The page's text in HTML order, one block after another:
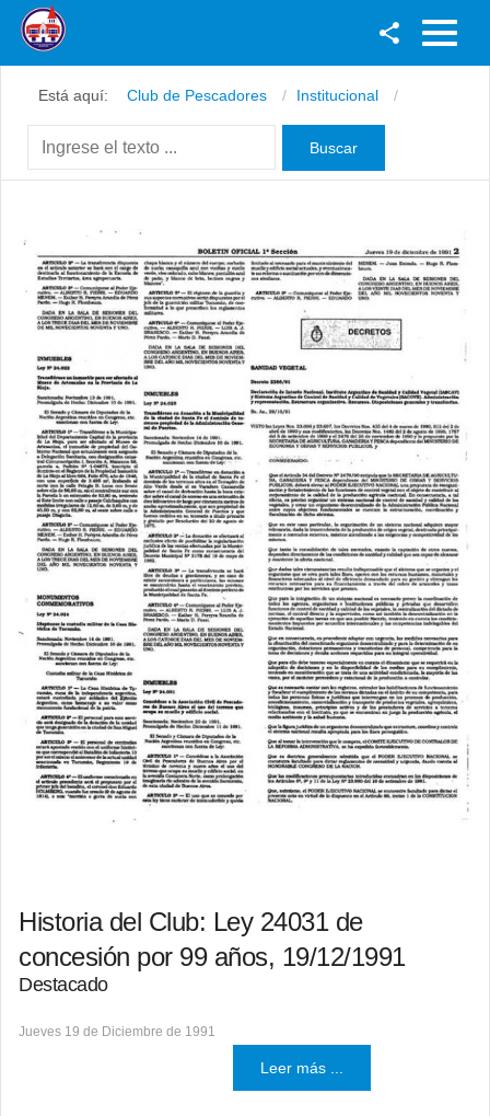
Youtube
Está aquí: Club de Pescadores Institucional
Historia del Club: Ley 24031 de
concesión por 99 años, 19/12/1991
Destacado
Jueves 19 de Diciembre de 1991
Leer más ...